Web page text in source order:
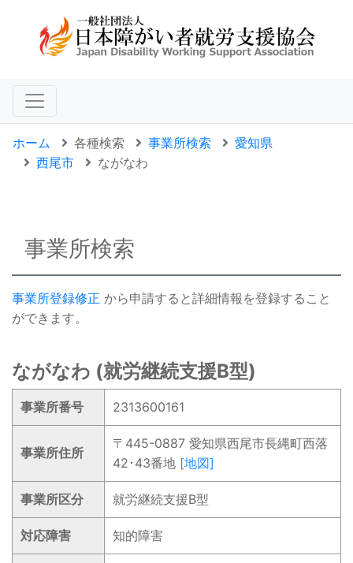
ホーム 各種検索 事業所検索
愛知県
西尾市
ながなわ
事業所検索
事業所登録修正 から申請すると詳細情報を登録すること
ができます。
ながなわ (就労継続支援B型)
事業所番号 2313600161
事業所住所
〒445-0887 愛知県西尾市長縄町西落
42･43番地 [地図]
事業所区分 就労継続支援B型
対応障害 知的障害